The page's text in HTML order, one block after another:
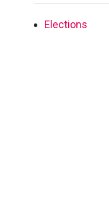
Elections